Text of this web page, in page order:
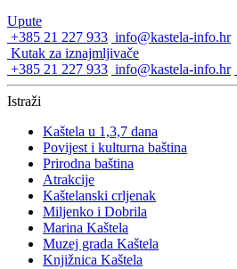
Upute
+385 21 227 933 info@kastela-info.hr
Kutak za iznajmljivače
+385 21 227 933 info@kastela-info.hr
Istraži
Kaštela u 1,3,7 dana
Povijest i kulturna baština
Prirodna baština
Atrakcije
Kaštelanski crljenak
Miljenko i Dobrila
Marina Kaštela
Muzej grada Kaštela
Knjižnica Kaštela